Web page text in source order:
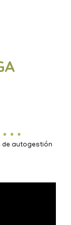
de autogestión